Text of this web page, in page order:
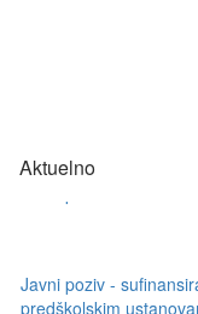
Aktuelno